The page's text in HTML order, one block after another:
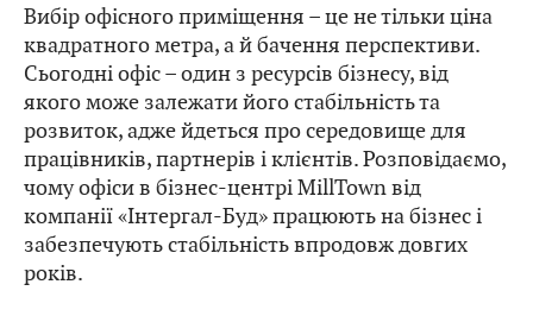
Вибір офісного приміщення – це не тільки ціна
квадратного метра, а й бачення перспективи.
Сьогодні офіс – один з ресурсів бізнесу, від
якого може залежати його стабільність та
розвиток, адже йдеться про середовище для
працівників, партнерів і клієнтів. Розповідаємо,
чому офіси в бізнес-центрі MillTown від
компанії «Інтергал-Буд» працюють на бізнес і
забезпечують стабільність впродовж довгих
років.